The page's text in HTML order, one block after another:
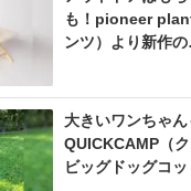
も！pioneer
ンツ）より新作
大きいワンちゃ
QUICKCAMP（
ビッグドッグコッ